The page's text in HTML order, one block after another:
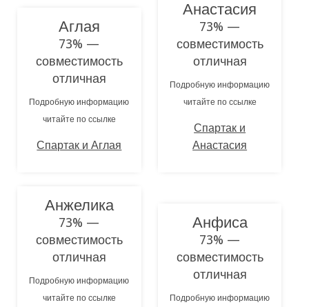
Аглая
73% —
совместимость
отличная
Подробную информацию
читайте по ссылке
Спартак и Аглая
Анастасия
73% —
совместимость
отличная
Подробную информацию
читайте по ссылке
Спартак и
Анастасия
Анжелика
73% —
совместимость
отличная
Подробную информацию
читайте по ссылке
Анфиса
73% —
совместимость
отличная
Подробную информацию